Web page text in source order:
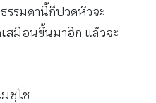
รรมดานี้ก็ปวดหัวจะ
สมือนขึ้นมาอีก แล้วจะ
ชฺโช